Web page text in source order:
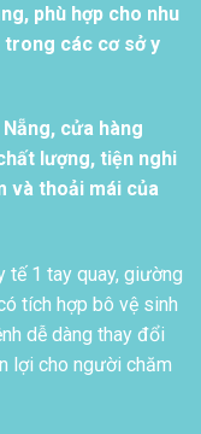
phù hợp cho nhu
trong các cơ sở y
cửa hàng
lượng, tiện nghi
và thoải mái của
1 tay quay, giường
tích hợp bô vệ sinh
dễ dàng thay đổi
lợi cho người chăm